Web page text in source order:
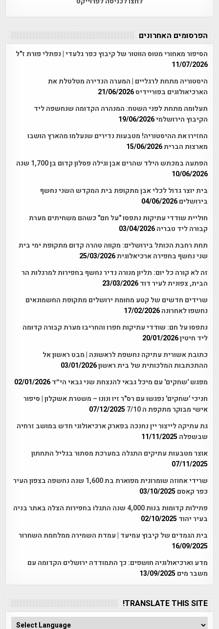
הפרסומים האחרונים
הסיפור מאחורי מטוס הווטור של קיבוץ כפר גלעדי | נפתלי פורת ז"ל
11/07/2026
היסטוריה מתחת לרגליים | המערה הנדירה מטלטלת את
הארכיאולוגים בפוריידיס21/06/2026
תעלומה מתחת לפני השטח: המנהרה הקדומה שנחשפה ליד
הקיבוץ הירושלמי19/06/2026
החזירו את ההיסטוריה! מטבעות נדירים שנעלמו מהארץ הושבו
מארצות הברית15/06/2026
הפתעה במכתש הילד שהרים אבן וגילה פסלון קדום בן 1,700 שנה
10/06/2026
בית יוצר גדול לכלי אבן מתקופת בית המקדש השני נחשף
בירושלים 04/06/2026
חוליית שודדי עתיקות נתפסו "על חם" כשהם משחיתים מערת
קבורה ליד טבריה 03/04/2026
תחת רחבת הכותל בירושלים: מקווה טהרה קדום מתקופת ימי בית
שני נחשף בחפירה ארכיאלוגית25/03/2026
זה לא קורה כל יום: תליון מנורה נדיר נחשף בחפירות למרגלות הר
הבית, צפונית לעיר דוד 23/03/2026
שרידים חדשים של קטע מחומת ירושלים מתקופת החשמונאים
נחשפו לאחרונה 17/02/2026
נתפסו על חם: שודדי עתיקות חפרו והחריבו מערת קבורה קדומה
ליד חיטין20/01/2026
כתובת אשורית עתיקה נחשפת לראשונה | מבט ראשון אל
ההתכתבות המלכותית של בית ראשון03/01/2026
מפגש 'שחקים' עם מיכל גבאי להנצחת שני גבאי הי״ד 02/01/2026
חניכי 'שחקים' נפגשו עם רס"ר זיו ונונו – משטרת אשקלון | סיפור
אישי מבוקר מתקפת ה 7/10
07/12/2025
גת עתיקה לייצור יין נחנכה בפארק ארכיאולוגי חדש במושב זרחיה
שבשפלה 11/11/2025
אוצר מטבעות עתיקים התגלה במערכת מסתור בגליל התחתון
07/11/2025
שרידי אחוזה שומרונית מפוארת בת 1,600 שנה נחשפה בצפון העיר
כפר קאסם 03/10/2025
פתילות קדומות בנות 4,000 שנה התגלו בחפירות הצלה באתר בניה
בעיר יהוד 02/10/2025
בית הגמדים של קיבוץ עמיעד | עמדת השמירה ממלחמת השחרור
16/09/2025
מדע וארכיאולוגיה חושפים: כך התמודדה ירושלים הקדומה עם
משבר מים 13/09/2025
TRANSLATE THIS SITE!